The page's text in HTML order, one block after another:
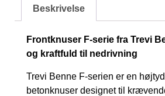
Beskrivelse
Frontknuser F-serie fra Trevi
og kraftfuld til nedrivning
Trevi Benne F-serien er en
betonknuser designet til